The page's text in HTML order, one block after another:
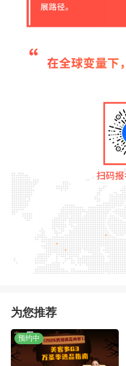
为您推荐
预约中